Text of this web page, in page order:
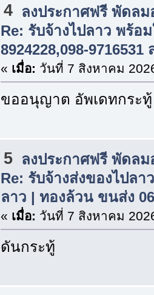
4 ลงประกาศฟรี พัดล
Re: รับจ้างไปลาว พร้อ
8924228,098-9716531
« เมื่อ: วันที่ 7 สิงหาคม
ขออนุญาต อัพเดทกระทู้
5 ลงประกาศฟรี พัดล
Re: รับจ้างส่งของไปล
ลาว | ทองล้วน ขนส่ง
« เมื่อ: วันที่ 7 สิงหาคม
ดันกระทู้